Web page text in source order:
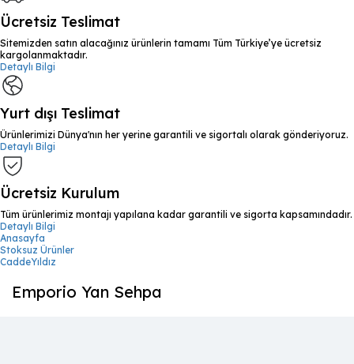
Ücretsiz Teslimat
Sitemizden satın alacağınız ürünlerin tamamı Tüm Türkiye’ye ücretsiz
kargolanmaktadır.
Detaylı Bilgi
Yurt dışı Teslimat
Ürünlerimizi Dünya'nın her yerine garantili ve sigortalı olarak gönderiyoruz.
Detaylı Bilgi
Ücretsiz Kurulum
Tüm ürünlerimiz montajı yapılana kadar garantili ve sigorta kapsamındadır.
Detaylı Bilgi
Anasayfa
Stoksuz Ürünler
CaddeYıldız
Emporio Yan Sehpa